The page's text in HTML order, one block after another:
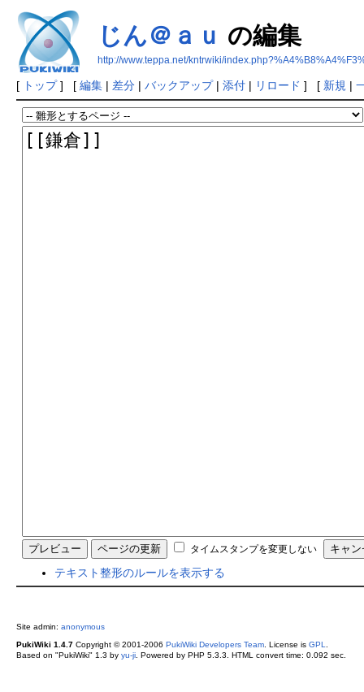
じん＠ａｕ の編集
http://www.teppa.net/kntrwiki/
[ トップ] [ 編集| 差分| バックアップ| 添付| リロード ] [ 新規 |
タイムスタンプを変更しない
テキスト整形のルールを表示する
Site admin: anonymous
PukiWiki 1.4.7Copyright © 2001-2006 PukiWiki Developers Team. License is GPL
Based on "PukiWiki" 1.3 by yu-ji. Powered by PHP 5.3.3. HTML convert time: 0.092 sec.